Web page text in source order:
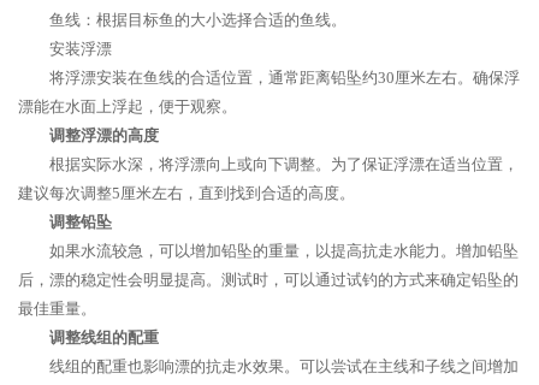
鱼线：根据目标鱼的大小选择合适的鱼线。
安装浮漂
将浮漂安装在鱼线的合适位置，通常距离铅坠约30厘米左右。确保浮
漂能在水面上浮起，便于观察。
调整浮漂的高度
根据实际水深，将浮漂向上或向下调整。为了保证浮漂在适当位置，
建议每次调整5厘米左右，直到找到合适的高度。
调整铅坠
如果水流较急，可以增加铅坠的重量，以提高抗走水能力。增加铅坠
后，漂的稳定性会明显提高。测试时，可以通过试钓的方式来确定铅坠的
最佳重量。
调整线组的配重
线组的配重也影响漂的抗走水效果。可以尝试在主线和子线之间增加